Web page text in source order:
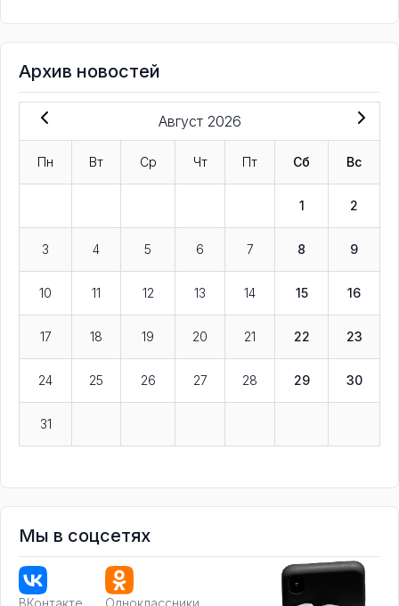
Архив новостей
Август 2026
Пн Вт Ср Чт Пт Сб Вс
1 2
3 4 5 6 7 8 9
10 11 12 13 14 15 16
17 18 19 20 21 22 23
24 25 26 27 28 29 30
31
Мы в соцсетях